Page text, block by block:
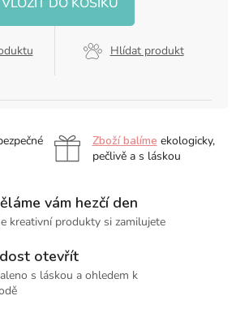
Hlídat produkt
Zboží balíme ekologicky,
pečlivě a s láskou
vám hezčí den
kreativní produkty si zamilujete
otevřít
s láskou a ohledem k